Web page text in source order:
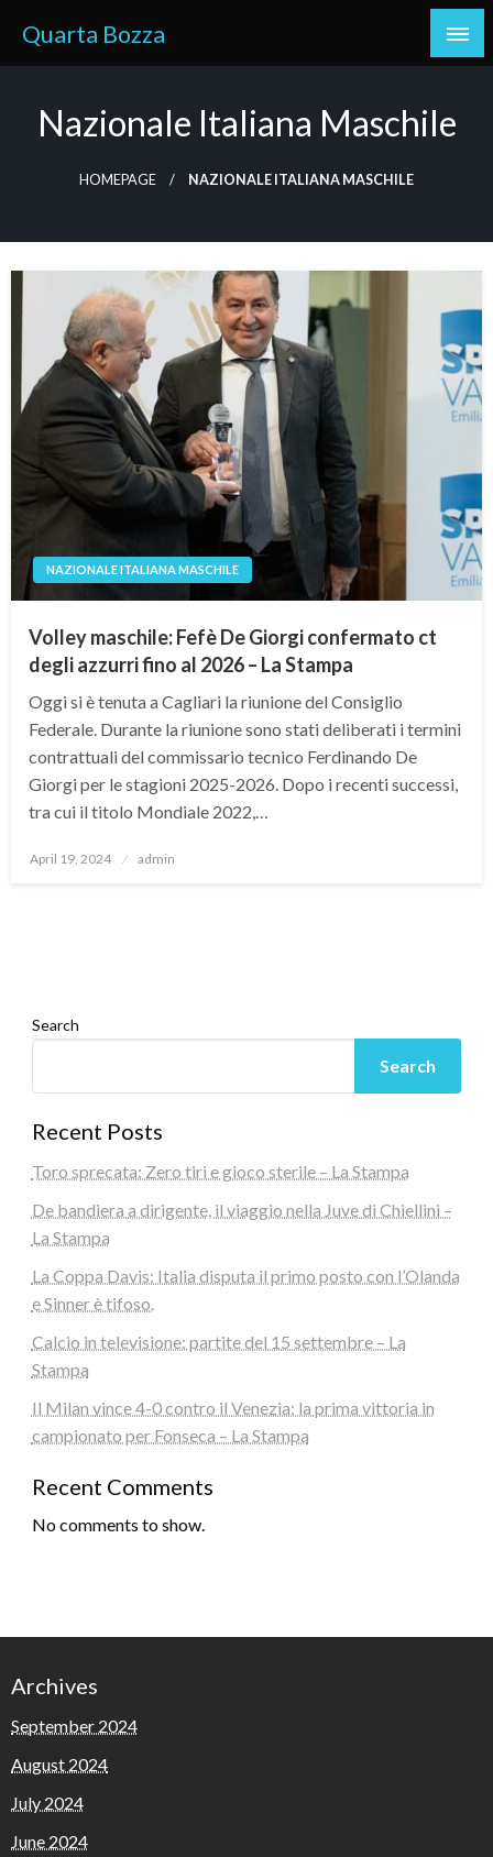
content
Quarta Bozza
Nazionale Italiana Maschile
HOMEPAGE NAZIONALE ITALIANA MASCHILE
NAZIONALE ITALIANA MASCHILE
Volley maschile: Fefè De Giorgi confermato ct
degli azzurri fino al 2026 – La Stampa
Oggi si è tenuta a Cagliari la riunione del Consiglio
Federale. Durante la riunione sono stati deliberati i termini
contrattuali del commissario tecnico Ferdinando De
Giorgi per le stagioni 2025-2026. Dopo i recenti successi,
tra cui il titolo Mondiale 2022,…
Posted
April 19, 2024 admin
Search
Search
Recent Posts
Toro sprecata: Zero tiri e gioco sterile – La Stampa
De bandiera a dirigente, il viaggio nella Juve di Chiellini –
La Stampa
La Coppa Davis: Italia disputa il primo posto con l’Olanda
e Sinner è tifoso.
Calcio in televisione: partite del 15 settembre – La
Stampa
Il Milan vince 4-0 contro il Venezia: la prima vittoria in
campionato per Fonseca – La Stampa
Recent Comments
No comments to show.
Archives
September 2024
August 2024
July 2024
June 2024